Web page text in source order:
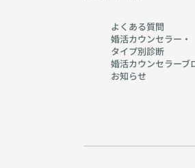
よくある質問
婚活カウンセラー・
タイプ別診断
婚活カウンセラーブ
お知らせ